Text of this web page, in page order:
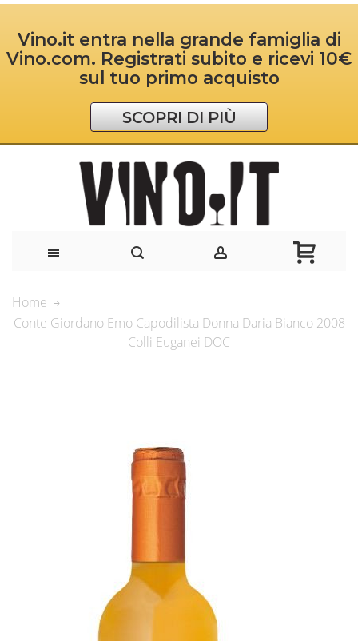
Vino.it entra nella grande famiglia di
Vino.com. Registrati subito e ricevi 10€
sul tuo primo acquisto
SCOPRI DI PIÙ
Home
Conte Giordano Emo Capodilista Donna Daria Bianco 2008
Colli Euganei DOC